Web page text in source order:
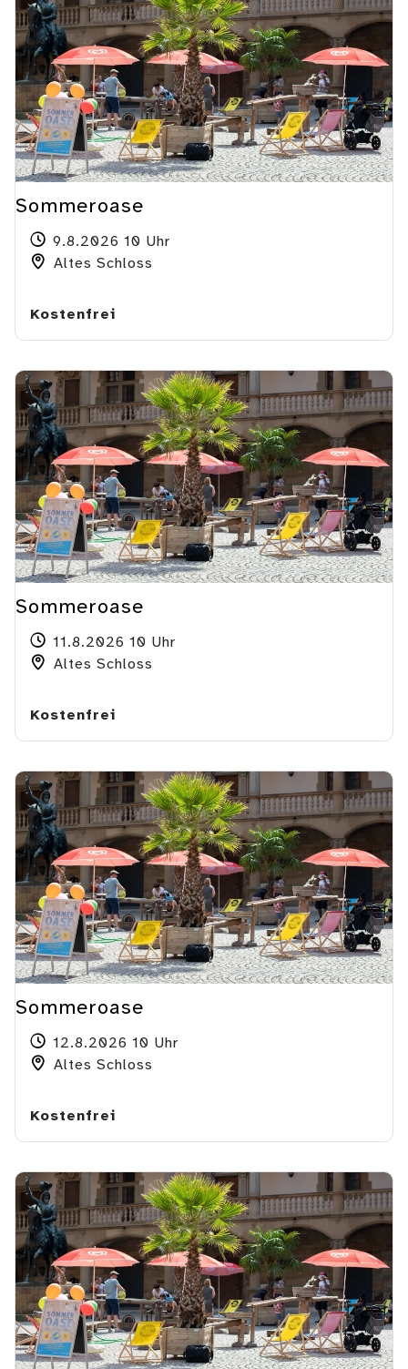
Sommeroase
9.8.2026 10 Uhr
Altes Schloss
Kostenfrei
Sommeroase
11.8.2026 10 Uhr
Altes Schloss
Kostenfrei
Sommeroase
12.8.2026 10 Uhr
Altes Schloss
Kostenfrei